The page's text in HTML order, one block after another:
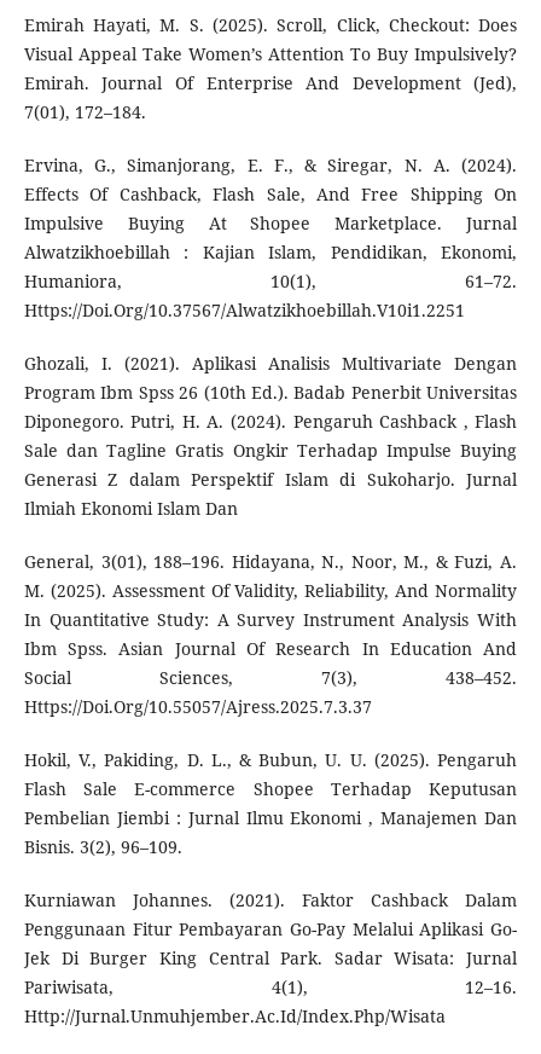
Emirah Hayati, M. S. (2025). Scroll, Click, Checkout: Does
Visual Appeal Take Women’s Attention To Buy Impulsively?
Emirah. Journal Of Enterprise And Development (Jed),
7(01), 172–184.
Ervina, G., Simanjorang, E. F., & Siregar, N. A. (2024).
Effects Of Cashback, Flash Sale, And Free Shipping On
Impulsive Buying At Shopee Marketplace. Jurnal
Alwatzikhoebillah : Kajian Islam, Pendidikan, Ekonomi,
Humaniora, 10(1), 61–72.
Https://Doi.Org/10.37567/Alwatzikhoebillah.V10i1.2251
Ghozali, I. (2021). Aplikasi Analisis Multivariate Dengan
Program Ibm Spss 26 (10th Ed.). Badab Penerbit Universitas
Diponegoro. Putri, H. A. (2024). Pengaruh Cashback , Flash
Sale dan Tagline Gratis Ongkir Terhadap Impulse Buying
Generasi Z dalam Perspektif Islam di Sukoharjo. Jurnal
Ilmiah Ekonomi Islam Dan
General, 3(01), 188–196. Hidayana, N., Noor, M., & Fuzi, A.
M. (2025). Assessment Of Validity, Reliability, And Normality
In Quantitative Study: A Survey Instrument Analysis With
Ibm Spss. Asian Journal Of Research In Education And
Social Sciences, 7(3), 438–452.
Https://Doi.Org/10.55057/Ajress.2025.7.3.37
Hokil, V., Pakiding, D. L., & Bubun, U. U. (2025). Pengaruh
Flash Sale E-commerce Shopee Terhadap Keputusan
Pembelian Jiembi : Jurnal Ilmu Ekonomi , Manajemen Dan
Bisnis. 3(2), 96–109.
Kurniawan Johannes. (2021). Faktor Cashback Dalam
Penggunaan Fitur Pembayaran Go-Pay Melalui Aplikasi Go-
Jek Di Burger King Central Park. Sadar Wisata: Jurnal
Pariwisata, 4(1), 12–16.
Http://Jurnal.Unmuhjember.Ac.Id/Index.Php/Wisata